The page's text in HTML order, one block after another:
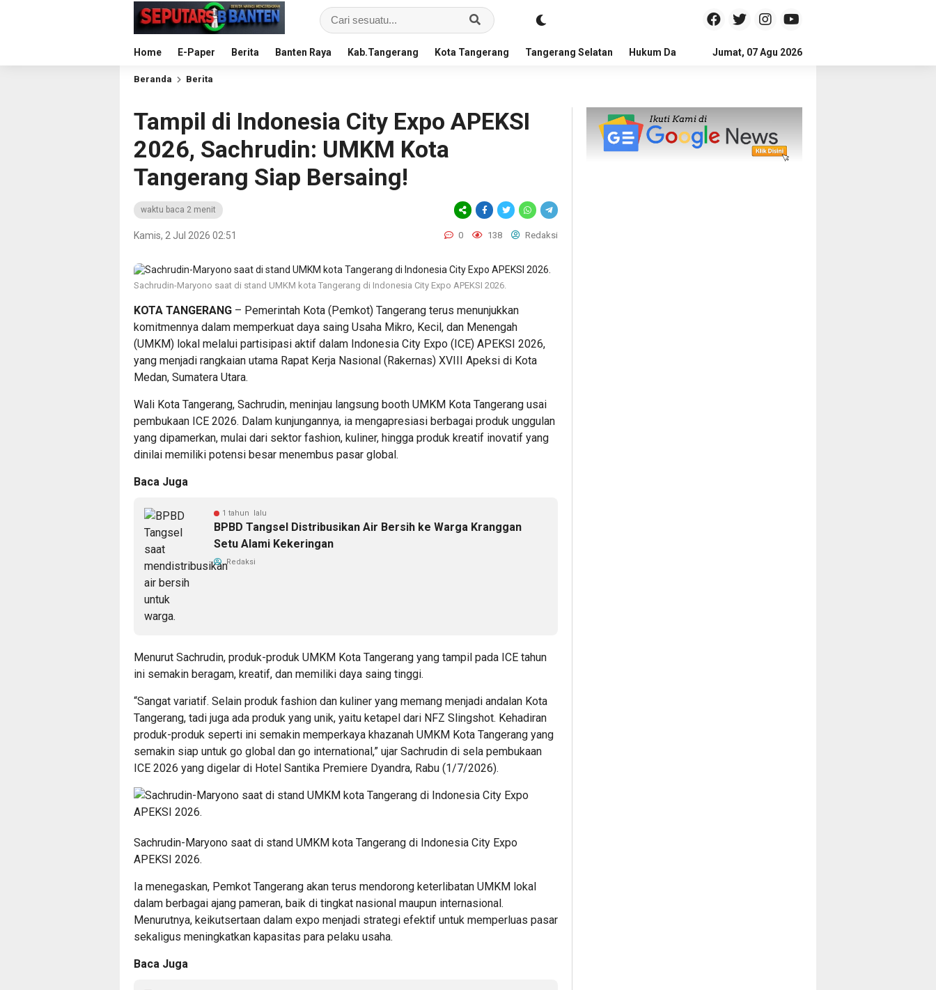
Home E-Paper Berita Banten Raya Kab.Tangerang Kota Tangerang Tangerang Selatan Hukum Dan Kriminal Politik Pendidikan
Jumat, 07 Agu 2026
Beranda Berita
Tampil di Indonesia City Expo APEKSI
2026, Sachrudin: UMKM Kota
Tangerang Siap Bersaing!
waktu baca 2 menit
Kamis, 2 Jul 2026 02:51 0 138 Redaksi
Sachrudin-Maryono saat di stand UMKM kota Tangerang di Indonesia City Expo APEKSI 2026.
KOTA TANGERANG – Pemerintah Kota (Pemkot) Tangerang terus menunjukkan
komitmennya dalam memperkuat daya saing Usaha Mikro, Kecil, dan Menengah
(UMKM) lokal melalui partisipasi aktif dalam Indonesia City Expo (ICE) APEKSI 2026,
yang menjadi rangkaian utama Rapat Kerja Nasional (Rakernas) XVIII Apeksi di Kota
Medan, Sumatera Utara.
Wali Kota Tangerang, Sachrudin, meninjau langsung booth UMKM Kota Tangerang usai
pembukaan ICE 2026. Dalam kunjungannya, ia mengapresiasi berbagai produk unggulan
yang dipamerkan, mulai dari sektor fashion, kuliner, hingga produk kreatif inovatif yang
dinilai memiliki potensi besar menembus pasar global.
Baca Juga
1 tahun lalu
BPBD Tangsel Distribusikan Air Bersih ke Warga Kranggan
Setu Alami Kekeringan
Redaksi
Menurut Sachrudin, produk-produk UMKM Kota Tangerang yang tampil pada ICE tahun
ini semakin beragam, kreatif, dan memiliki daya saing tinggi.
“Sangat variatif. Selain produk fashion dan kuliner yang memang menjadi andalan Kota
Tangerang, tadi juga ada produk yang unik, yaitu ketapel dari NFZ Slingshot. Kehadiran
produk-produk seperti ini semakin memperkaya khazanah UMKM Kota Tangerang yang
semakin siap untuk go global dan go international,” ujar Sachrudin di sela pembukaan
ICE 2026 yang digelar di Hotel Santika Premiere Dyandra, Rabu (1/7/2026).
Sachrudin-Maryono saat di stand UMKM kota Tangerang di Indonesia City Expo
APEKSI 2026.
Ia menegaskan, Pemkot Tangerang akan terus mendorong keterlibatan UMKM lokal
dalam berbagai ajang pameran, baik di tingkat nasional maupun internasional.
Menurutnya, keikutsertaan dalam expo menjadi strategi efektif untuk memperluas pasar
sekaligus meningkatkan kapasitas para pelaku usaha.
Baca Juga